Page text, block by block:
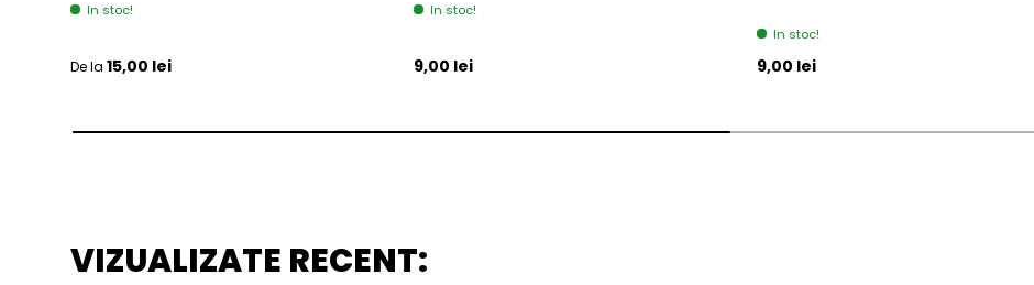
In stoc!
Pret initial
De la 15,00 lei
In stoc!
Pret initial
9,00 lei
In stoc!
Pret initial
9,00 lei
VIZUALIZATE RECENT: